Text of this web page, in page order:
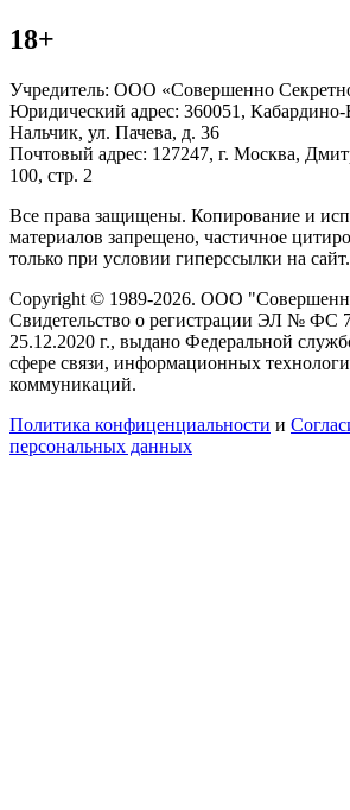
18+
Учредитель: ООО «Совершенно
Юридический адрес: 360051, Кабардино-
Нальчик, ул. Пачева, д. 36
Почтовый адрес: 127247, г. Москва,
100, стр. 2
Все права защищены. Копирование и
материалов запрещено, частичное
только при условии гиперссылки на сайт.
Copyright © 1989-2026. ООО
Свидетельство о регистрации ЭЛ № ФС
25.12.2020 г., выдано Федеральной
сфере связи, информационных
коммуникаций.
Политика конфиценциальности и
персональных данных